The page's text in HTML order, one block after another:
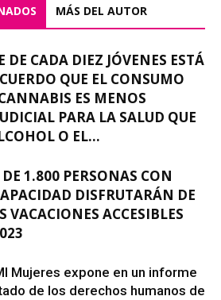
MÁS DEL AUTOR
DE CADA DIEZ JÓVENES ESTÁ
QUE EL CONSUMO
ES MENOS
PARA LA SALUD QUE
O EL...
1.800 PERSONAS CON
DISFRUTARÁN DE
VACACIONES ACCESIBLES
Mujeres expone en un informe
de los derechos humanos de